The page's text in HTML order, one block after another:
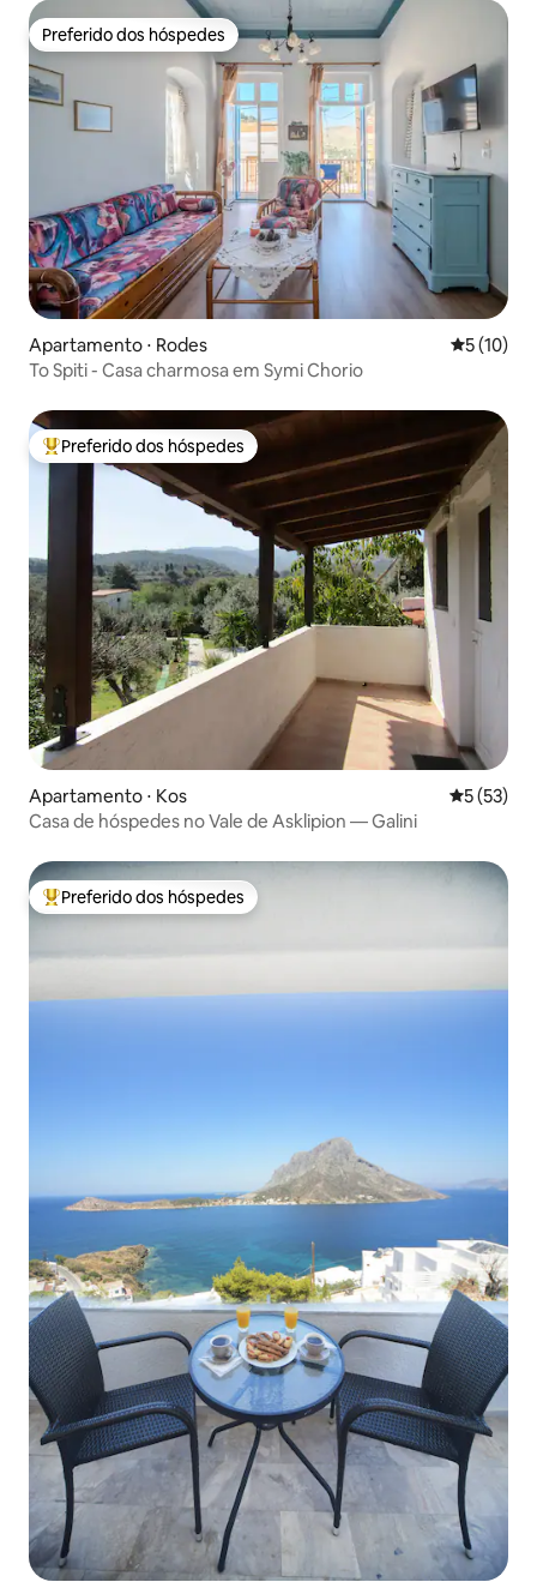
Preferido dos hóspedes
Preferido dos hóspedes
Apartamento ⋅ Rodes 5 de uma
5 (10)
To Spiti - Casa charmosa em Symi Chorio
Entre os melhores preferidos dos hóspedes
Preferido dos hóspedes
Apartamento ⋅ Kos 5 de uma
5 (53)
Casa de hóspedes no Vale de Asklipion — Galini
Entre os melhores preferidos dos hóspedes
Preferido dos hóspedes